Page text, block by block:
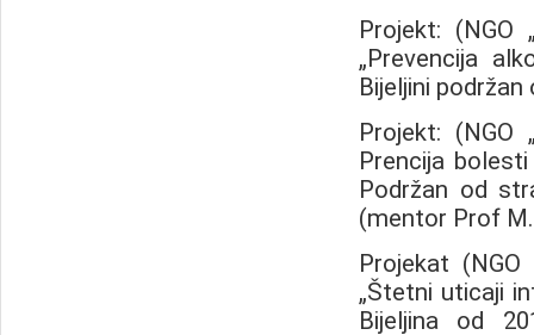
Projekt: (NGO
„Prevencija
Bijeljini
Projekt: (NGO
Prencija
Podržan od
(mentor Prof
Projekat (NGO
„Štetni uticaji
Bijeljina od